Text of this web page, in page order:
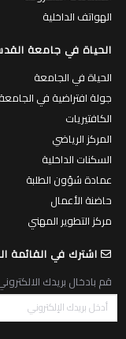
الهواتف الداخلية
الحياة في جامعة
الحياة في الجامعة
جولة افتراضية في الجامعة
الكافتيريات
المركز الرياضي
السكنات الداخلية
عمادة شؤون الطلبة
حاضنة الأعمال
مركز التطوير المهني
اشترك في القائمة
قم بادخال بريدك